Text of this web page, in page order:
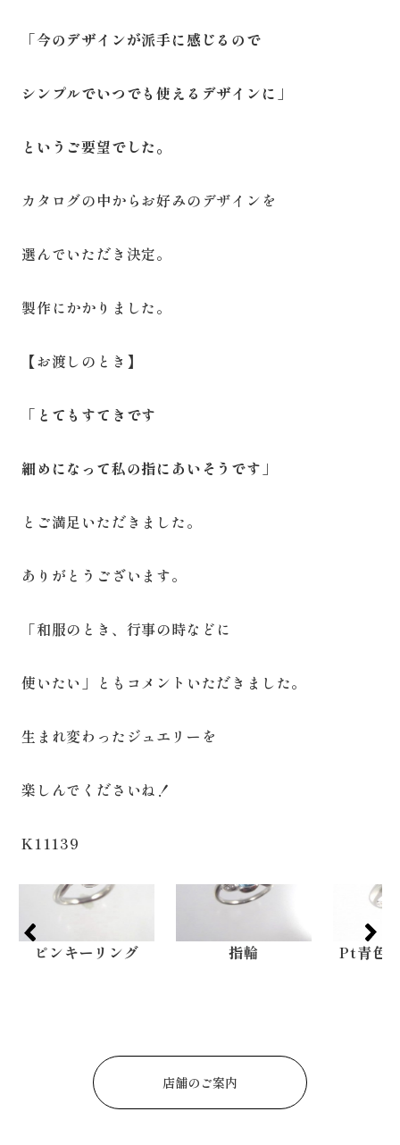
「今のデザインが派手に感じるので
シンプルでいつでも使えるデザインに」
というご要望でした。
カタログの中からお好みのデザインを
選んでいただき決定。
製作にかかりました。
【お渡しのとき】
「とてもすてきです
細めになって私の指にあいそうです」
とご満足いただきました。
ありがとうございます。
「和服のとき、行事の時などに
使いたい」ともコメントいただきました。
生まれ変わったジュエリーを
楽しんでくださいね！
K11139
指輪
Pt青色透明石リン
Pt
店舗のご案内